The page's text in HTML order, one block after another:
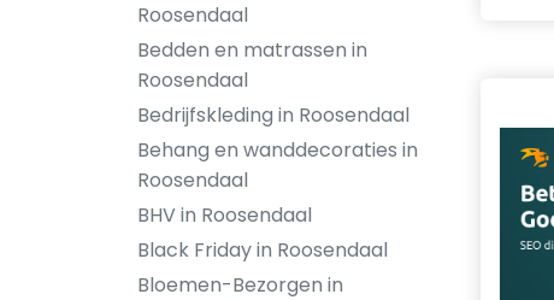
Roosendaal
Bedden en matrassen in
Roosendaal
Bedrijfskleding in Roosendaal
Behang en wanddecoraties in
Roosendaal
BHV in Roosendaal
Black Friday in Roosendaal
Bloemen-Bezorgen in